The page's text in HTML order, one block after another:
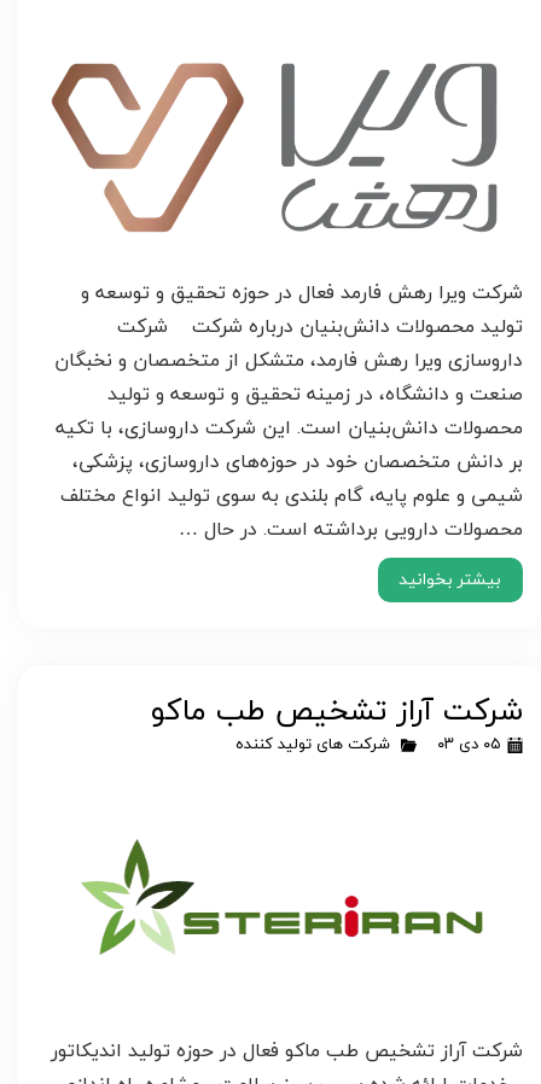
شرکت ویرا رهش فارمد فعال در حوزه تحقیق و توسعه و
تولید محصولات دانش‌بنیان درباره شرکت شرکت
داروسازی ویرا رهش فارمد، متشکل از متخصصان و نخبگان
صنعت و دانشگاه، در زمینه تحقیق و توسعه و تولید
محصولات دانش‌بنیان است. این شرکت داروسازی، با تکیه
بر دانش متخصصان خود در حوزه‌های داروسازی، پزشکی،
شیمی و علوم پایه، گام بلندی به سوی تولید انواع مختلف
محصولات دارویی برداشته است. در حال …
بیشتر بخوانید
شرکت آراز تشخیص طب ماکو
۰۵ دی ۰۳ شرکت های تولید کننده
شرکت آراز تشخیص طب ماکو فعال در حوزه تولید اندیکاتور